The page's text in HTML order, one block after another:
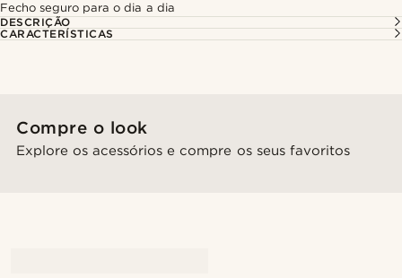
Fecho seguro para o dia a dia
DESCRIÇÃO
CARACTERÍSTICAS
Compre o look
Explore os acessórios e compre os seus favoritos